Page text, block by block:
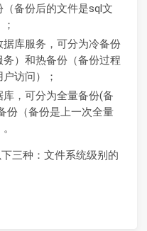
备份后的文件是sql文
库服务，可分为冷备份
务）和热备份（备份过程
访问）；
，可分为全量备份(备
份（备份是上一次全量
三种：文件系统级别的